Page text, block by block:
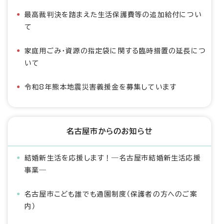
最高裁判決を踏まえた生活保護費等の追加給付につい
て
家庭用ごみ・資源の指定袋に関する臨時措置の延長につ
いて
令和8年熊本地震災害義援金を募集しています
名古屋市からのお知らせ
結婚新生活を応援します！―名古屋市結婚新生活応援
事業―
名古屋市こども誰でも通園制度（保護者の方へのご案
内）